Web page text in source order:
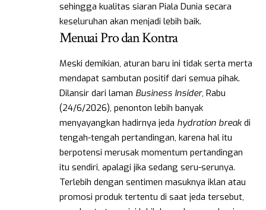
sehingga kualitas siaran Piala Dunia secara
keseluruhan akan menjadi lebih baik.
Menuai Pro dan Kontra
Meski demikian, aturan baru ini tidak serta merta
mendapat sambutan positif dari semua pihak.
Dilansir dari laman Business Insider, Rabu
(24/6/2026), penonton lebih banyak
menyayangkan hadirnya jeda hydration break di
tengah-tengah pertandingan, karena hal itu
berpotensi merusak momentum pertandingan
itu sendiri, apalagi jika sedang seru-serunya.
Terlebih dengan sentimen masuknya iklan atau
promosi produk tertentu di saat jeda tersebut,